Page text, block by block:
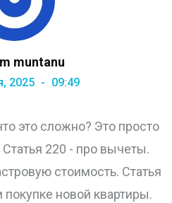
muntanu
2025 09:49
это сложно? Это просто
220 - про вычеты.
стоимость. Статья
покупке новой квартиры.